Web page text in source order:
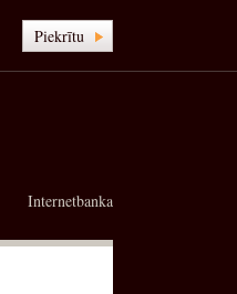
Piekrītu
Internetbanka